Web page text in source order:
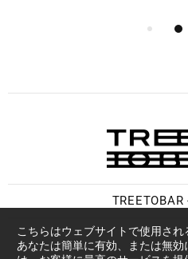
こちらはウェブサイトで使用され
あなたは簡単に有効、または無